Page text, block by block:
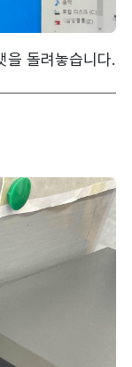
을 돌려놓습니다.